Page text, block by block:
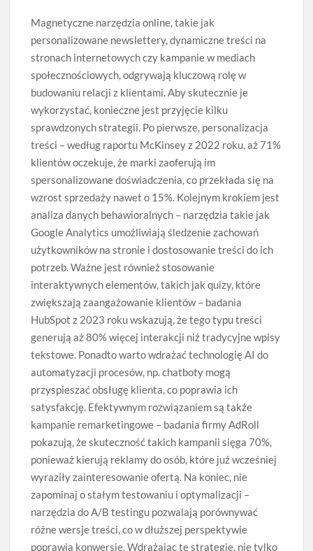
Magnetyczne narzędzia online, takie jak
personalizowane newslettery, dynamiczne treści na
stronach internetowych czy kampanie w mediach
społecznościowych, odgrywają kluczową rolę w
budowaniu relacji z klientami. Aby skutecznie je
wykorzystać, konieczne jest przyjęcie kilku
sprawdzonych strategii. Po pierwsze, personalizacja
treści – według raportu McKinsey z 2022 roku, aż 71%
klientów oczekuje, że marki zaoferują im
spersonalizowane doświadczenia, co przekłada się na
wzrost sprzedaży nawet o 15%. Kolejnym krokiem jest
analiza danych behawioralnych – narzędzia takie jak
Google Analytics umożliwiają śledzenie zachowań
użytkowników na stronie i dostosowanie treści do ich
potrzeb. Ważne jest również stosowanie
interaktywnych elementów, takich jak quizy, które
zwiększają zaangażowanie klientów – badania
HubSpot z 2023 roku wskazują, że tego typu treści
generują aż 80% więcej interakcji niż tradycyjne wpisy
tekstowe. Ponadto warto wdrażać technologię AI do
automatyzacji procesów, np. chatboty mogą
przyspieszać obsługę klienta, co poprawia ich
satysfakcję. Efektywnym rozwiązaniem są także
kampanie remarketingowe – badania firmy AdRoll
pokazują, że skuteczność takich kampanii sięga 70%,
ponieważ kierują reklamy do osób, które już wcześniej
wyraziły zainteresowanie ofertą. Na koniec, nie
zapominaj o stałym testowaniu i optymalizacji –
narzędzia do A/B testingu pozwalają porównywać
różne wersje treści, co w dłuższej perspektywie
poprawia konwersję. Wdrażając te strategie, nie tylko